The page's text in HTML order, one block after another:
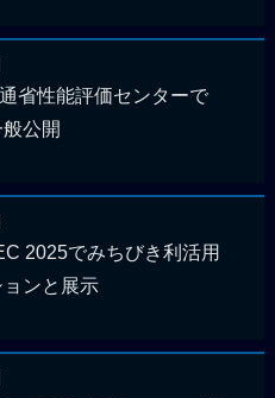
省性能評価センターで
般公開
2025でみちびき利活用
ンと展示